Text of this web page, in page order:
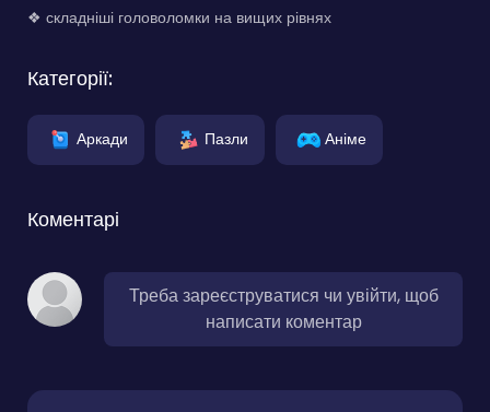
❖ складніші головоломки на вищих рівнях
Категорії:
Аркади Пазли Аніме
Коментарі
Треба зареєструватися чи увійти, щоб
написати коментар